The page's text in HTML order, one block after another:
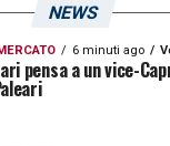
NOSTRE
NEWS
6 minuti ago
pensa a un vice-